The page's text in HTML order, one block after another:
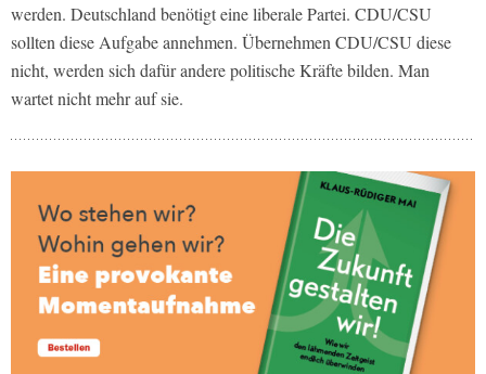
werden. Deutschland benötigt eine liberale Partei. CDU/CSU
sollten diese Aufgabe annehmen. Übernehmen CDU/CSU diese
nicht, werden sich dafür andere politische Kräfte bilden. Man
wartet nicht mehr auf sie.